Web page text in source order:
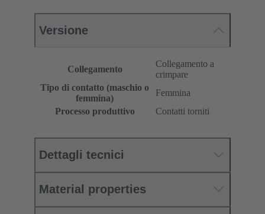
Versione
Collegamento
Collegamento a
crimpare
Tipo di contatto (maschio o
femmina)
Femmina
Processo produttivo
Contatti torniti
Dettagli tecnici
Material properties